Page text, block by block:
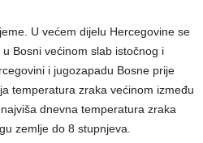
U većem dijelu Hercegovine se
Bosni većinom slab istočnog i
i jugozapadu Bosne prije
temperatura zraka većinom između
dnevna temperatura zraka
zemlje do 8 stupnjeva.